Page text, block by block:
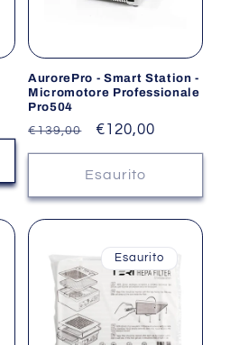
AurorePro - Smart Station -
Micromotore Professionale
Pro504
Prezzo
di
€139,00
Prezzo
scontato
€120,00
Esaurito
Esaurito